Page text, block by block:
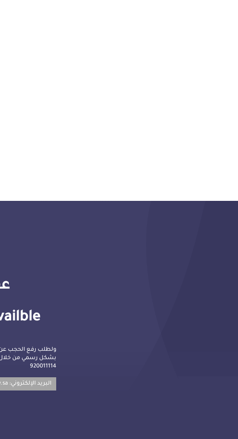
ولطلب رفع الحجب
بشكل رسمي من خلال
920011114
البريد الإلكتروني: